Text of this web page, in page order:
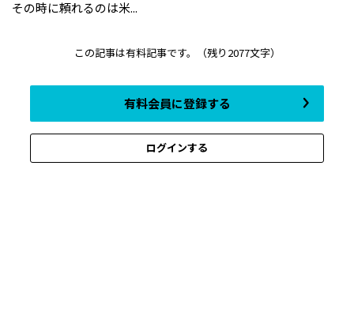
その時に頼れるのは米...
この記事は有料記事です。 （残り2077文字）
有料会員に登録する
ログインする